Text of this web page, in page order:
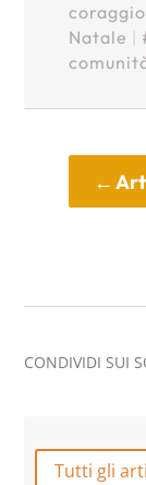
coraggio
Natale
←
CONDIVIDI SUI
Tutti gli